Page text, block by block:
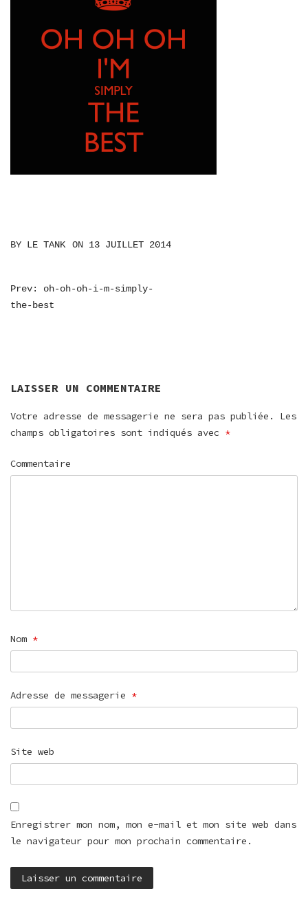
BY LE TANK ON 13 JUILLET 2014
NAVIGATION
DE
Prev: oh-oh-oh-i-m-simply-
the-best
LAISSER UN COMMENTAIRE
Votre adresse de messagerie ne sera pas publiée.
Les
champs obligatoires sont indiqués avec *
Commentaire
Nom *
Adresse de messagerie *
Site web
Enregistrer mon nom, mon e-mail et mon site web dans
le navigateur pour mon prochain commentaire.